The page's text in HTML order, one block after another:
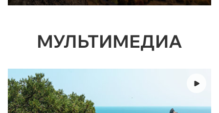
МУЛЬТИМЕДИА